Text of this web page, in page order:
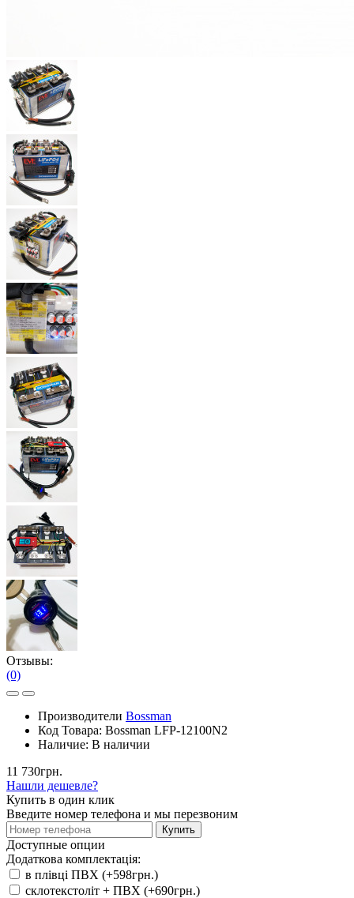
Отзывы:
(0)
Производители Bossman
Код Товара: Bossman LFP-12100N2
Наличие: В наличии
11 730грн.
Нашли дешевле?
Купить в один клик
Введите номер телефона и мы перезвоним
Купить
Доступные опции
Додаткова комплектація:
в плівці ПВХ (+598грн.)
склотекстоліт + ПВХ (+690грн.)